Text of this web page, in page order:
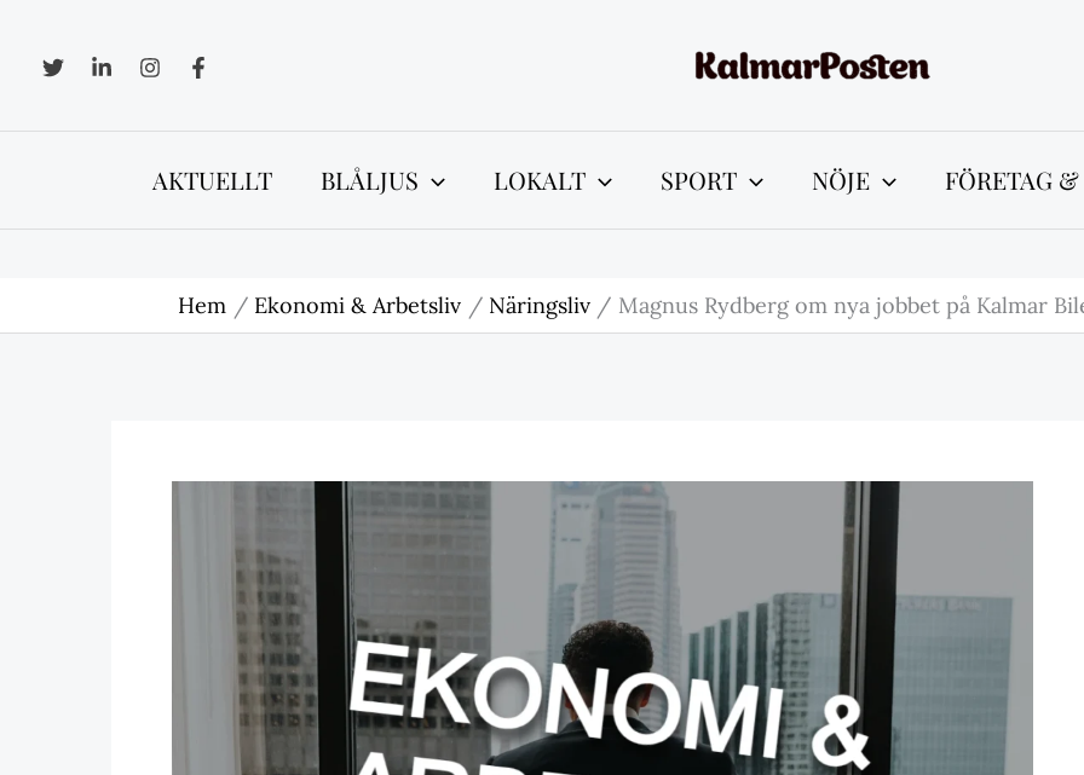
innehåll
AKTUELLT BLÅLJUS LOKALT SPORT NÖJE FÖRETAG
Hem Ekonomi & Arbetsliv Näringsliv Magnus Rydberg om nya jobbet på Kalmar